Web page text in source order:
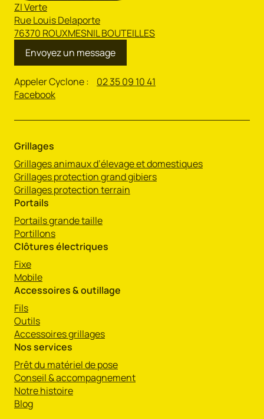
ZI Verte
Rue Louis Delaporte
76370 ROUXMESNIL BOUTEILLES
Envoyez un message
Appeler Cyclone : 02 35 09 10 41
Facebook
Grillages
Grillages animaux d’élevage et domestiques
Grillages protection grand gibiers
Grillages protection terrain
Portails
Portails grande taille
Portillons
Clôtures électriques
Fixe
Mobile
Accessoires & outillage
Fils
Outils
Accessoires grillages
Nos services
Prêt du matériel de pose
Conseil & accompagnement
Notre histoire
Blog